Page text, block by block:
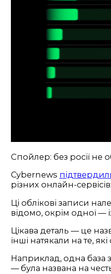
Спойлер: без росії не
Cybernews
різних онлайн-
Ці облікові записи
відомо, окрім одної —
Цікава деталь — це
інші натякали на те,
Наприклад, одна база
— була названа на